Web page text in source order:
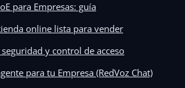
para Empresas: guía
online lista para vender
y control de acceso
para tu Empresa (RedVoz Chat)